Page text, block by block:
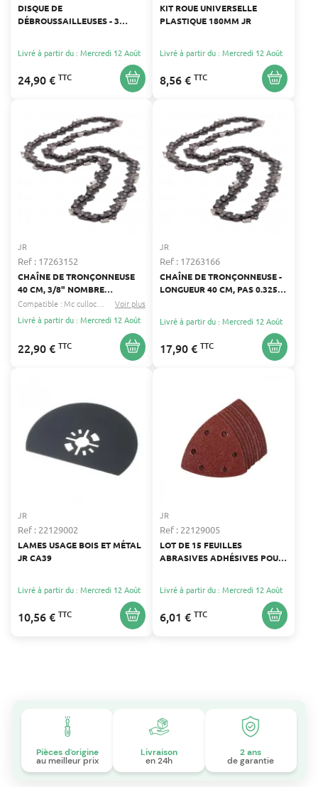
DISQUE DE
DÉBROUSSAILLEUSES - 3
Livré à partir du : Mercredi 12 Août
24,90 € TTC
KIT ROUE UNIVERSELLE
PLASTIQUE 180MM JR
Livré à partir du : Mercredi 12 Août
8,56 € TTC
JR
Ref : 17263152
CHAÎNE DE TRONÇONNEUSE
40 CM, 3/8" NOMBRE
D'ENTRAÎNEURS 60 - JAUGE
0.050" (1,3 MM) 40 CM -
ALPINA, SOLO, MCCULLOCH
Compatible : Alpina...
Voir plus
Livré à partir du : Mercredi 12 Août
22,90 € TTC
JR
Ref : 17263166
CHAÎNE DE TRONÇONNEUSE -
LONGUEUR 40 CM, PAS 0.325",
Livré à partir du : Mercredi 12 Août
17,90 € TTC
JR
Ref : 22129002
LAMES USAGE BOIS ET MÉTAL
JR CA39
Livré à partir du : Mercredi 12 Août
10,56 € TTC
JR
Ref : 22129005
LOT DE 15 FEUILLES
ABRASIVES ADHÉSIVES POUR
Livré à partir du : Mercredi 12 Août
6,01 € TTC
Pièces d'origine
au meilleur prix
Livraison
en 24h
2 ans
de garantie